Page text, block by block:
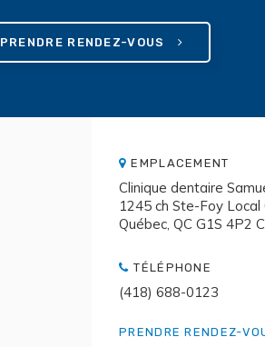
PRENDRE RENDEZ-VOUS
EMPLACEMENT
Clinique dentaire
1245 ch Ste-Foy Local
Québec QC G1S 4P2
TÉLÉPHONE
(418) 688-0123
PRENDRE RENDEZ-